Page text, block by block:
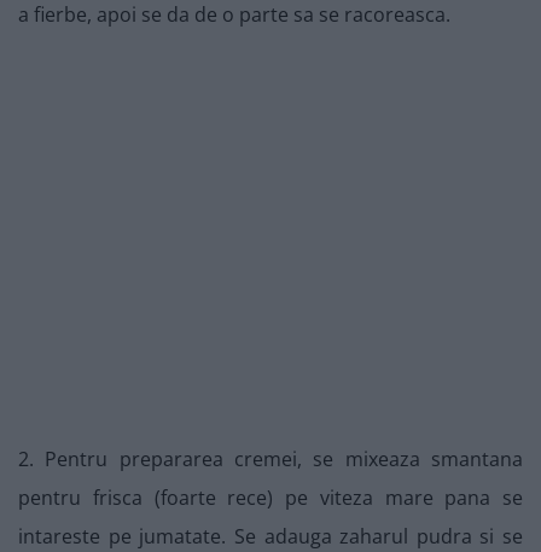
a fierbe, apoi se da de o parte sa se racoreasca.
2. Pentru prepararea cremei, se mixeaza smantana
pentru frisca (foarte rece) pe viteza mare pana se
intareste pe jumatate. Se adauga zaharul pudra si se